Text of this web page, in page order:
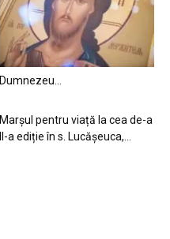
Dumnezeu…
Marșul pentru viață la cea de-a
II-a ediție în s. Lucășeuca,...